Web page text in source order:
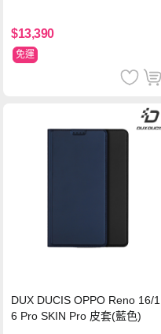
$13,390
免運
DUX DUCIS OPPO Reno 16/1
6 Pro SKIN Pro 皮套(藍色)